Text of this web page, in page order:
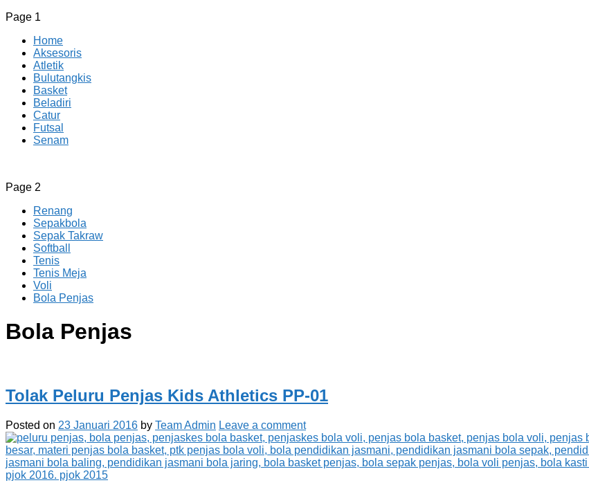
Page 1
Home
Aksesoris
Atletik
Bulutangkis
Basket
Beladiri
Catur
Futsal
Senam
CV JAYA BERSAMA Co Id
Menyediakan Semua Perlengkapan Olahraga Yang Lengkap, Berkualitas Dengan Harga Yang Murah
Page 2
Renang
Sepakbola
Sepak Takraw
Softball
Tenis
Tenis Meja
Voli
Bola Penjas
Bola Penjas
Tolak Peluru Penjas Kids Athletics PP-01
Posted on 23 Januari 2016 by Team Admin Leave a comment